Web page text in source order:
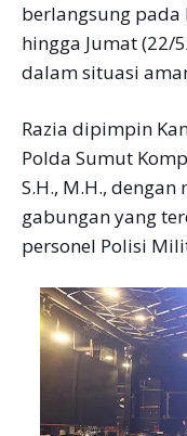
berlangsung pada
hingga Jumat (22/
dalam situasi
Razia dipimpin
Polda Sumut
S.H., M.H.,
gabungan yang
personel Polisi